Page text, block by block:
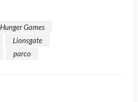
Hunger Games
Lionsgate
parco